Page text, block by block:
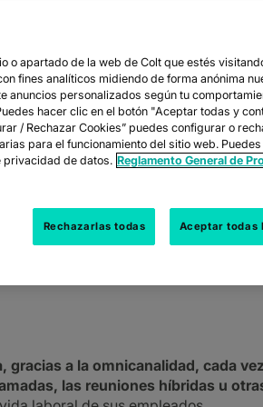
LA
DE
más las empresas
de
gracias a la omnicanalidad, cada
las reuniones híbridas u
o apartado de la web de Colt que estés
fines analíticos midiendo de forma anónima
anuncios personalizados según tu
hacer clic en el botón "Aceptar todas y
/ Rechazar Cookies” puedes configurar o
para el funcionamiento del sitio web.
privacidad de datos. Reglamento General de
Rechazarlas todas Aceptar todas